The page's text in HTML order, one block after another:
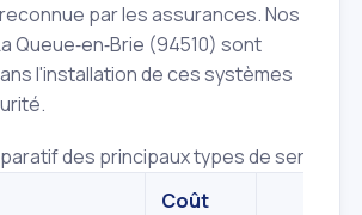
par les assurances. Nos
Queue‑en‑Brie (94510) sont
l'installation de ces systèmes
des principaux types de serrures
Coût